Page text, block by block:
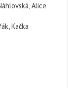
Alice
Kačka